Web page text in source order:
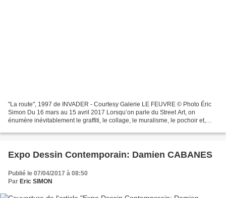
"La route", 1997 de INVADER - Courtesy Galerie LE FEUVRE © Photo Éric
Simon Du 16 mars au 15 avril 2017 Lorsqu’on parle du Street Art, on
énumère inévitablement le graffiti, le collage, le muralisme, le pochoir et,
Expo Dessin Contemporain: Damien CABANES
Publié le 07/04/2017 à 08:50
Par Eric SIMON